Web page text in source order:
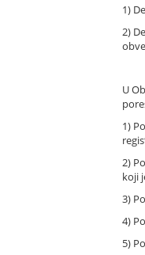
1)
2)
U
1)
2)
koji
3)
4)
5)